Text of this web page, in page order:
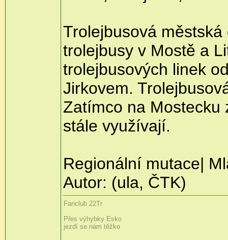
Trolejbusová
trolejbusy v Mostě a
trolejbusových linek
Jirkovem.
Zatímco na Mostecku
stále využívají.
Regionální mutace|
Autor: (ula, ČTK)
Fanclub 22Tr
Přes výhybky Esko
jezdí se nám těžko